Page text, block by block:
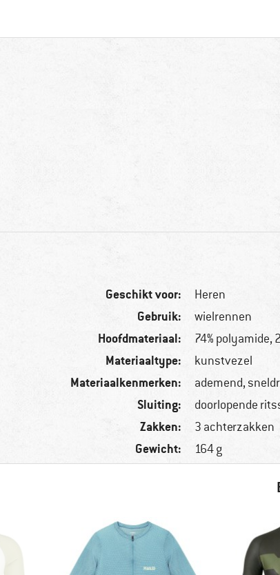
Geschikt voor: Heren
Gebruik: wielrennen
Hoofdmateriaal: 74% polyamide,
Materiaaltype: kunstvezel
Materiaalkenmerken: ademend,
Sluiting: doorlopende
Zakken: 3 achterzakken
Gewicht: 164 g